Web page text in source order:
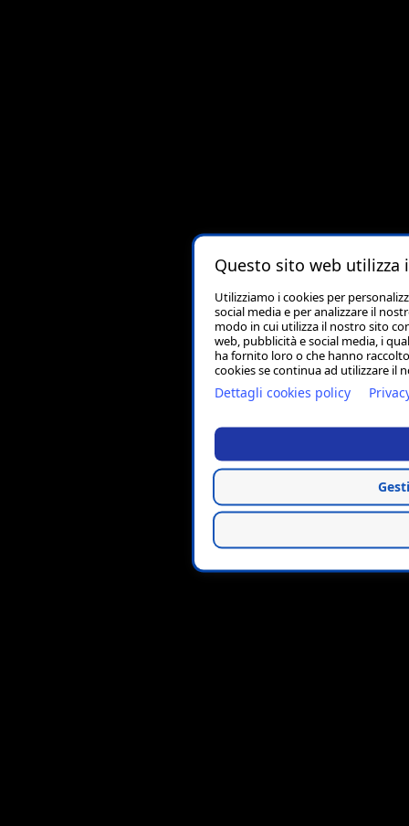
Questo sito web utilizza
Utilizziamo i cookies per
social media e per analizzare il
modo in cui utilizza il nostro sito
web, pubblicità e social media, i
ha fornito loro o che hanno
cookies se continua ad utilizzare il
Dettagli cookies policy